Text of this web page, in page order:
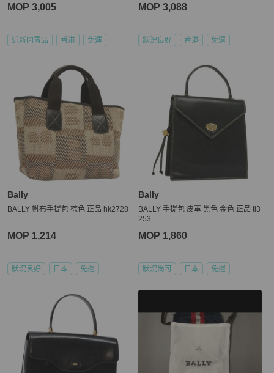
MOP 3,005
近新閒置品 香港 免運
MOP 3,088
狀況良好 香港 免運
Bally
BALLY 帆布手提包 棕色 正品 hk2728
MOP 1,214
狀況良好 日本 免運
Bally
BALLY 手提包 皮革 黑色 金色 正品 ti3
253
MOP 1,860
狀況尚可 日本 免運